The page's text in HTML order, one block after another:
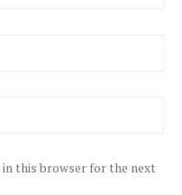
in this browser for the next